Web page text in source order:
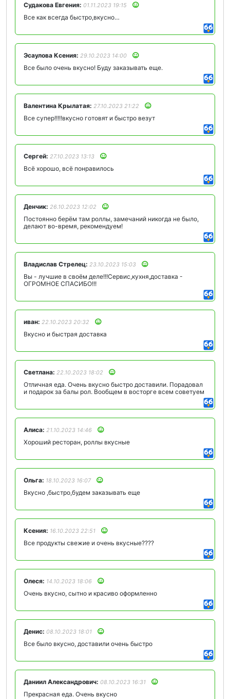
Судакова Евгения: 01.11.2023 19:15
Все как всегда быстро,вкусно…
Эсаулова Ксения: 29.10.2023 14:00
Все было очень вкусно! Буду заказывать еще.
Валентина Крылатая: 27.10.2023 21:22
Все супер!!!!!вкусно готовят и быстро везут
Сергей: 27.10.2023 13:13
Всё хорошо, всё понравилось
Денчик: 26.10.2023 12:02
Постоянно берём там роллы, замечаний никогда не было,
делают во-время, рекомендуем!
Владислав Стрелец: 23.10.2023 15:03
Вы - лучшие в своём деле!!!Сервис,кухня,доставка -
ОГРОМНОЕ СПАСИБО!!!
иван: 22.10.2023 20:32
Вкусно и быстрая доставка
Светлана: 22.10.2023 18:02
Отличная еда. Очень вкусно быстро доставили. Порадовал
и подарок за балы рол. Вообщем в восторге всем советуем
Алиса: 21.10.2023 14:46
Хороший ресторан, роллы вкусные
Ольга: 18.10.2023 16:07
Вкусно ,быстро,будем заказывать еще
Ксения: 16.10.2023 22:51
Все продукты свежие и очень вкусные????
Олеся: 14.10.2023 18:06
Очень вкусно, сытно и красиво оформленно
Денис: 08.10.2023 18:01
Все было вкусно, доставили очень быстро
Даниил Александрович: 08.10.2023 16:31
Прекрасная еда. Очень вкусно